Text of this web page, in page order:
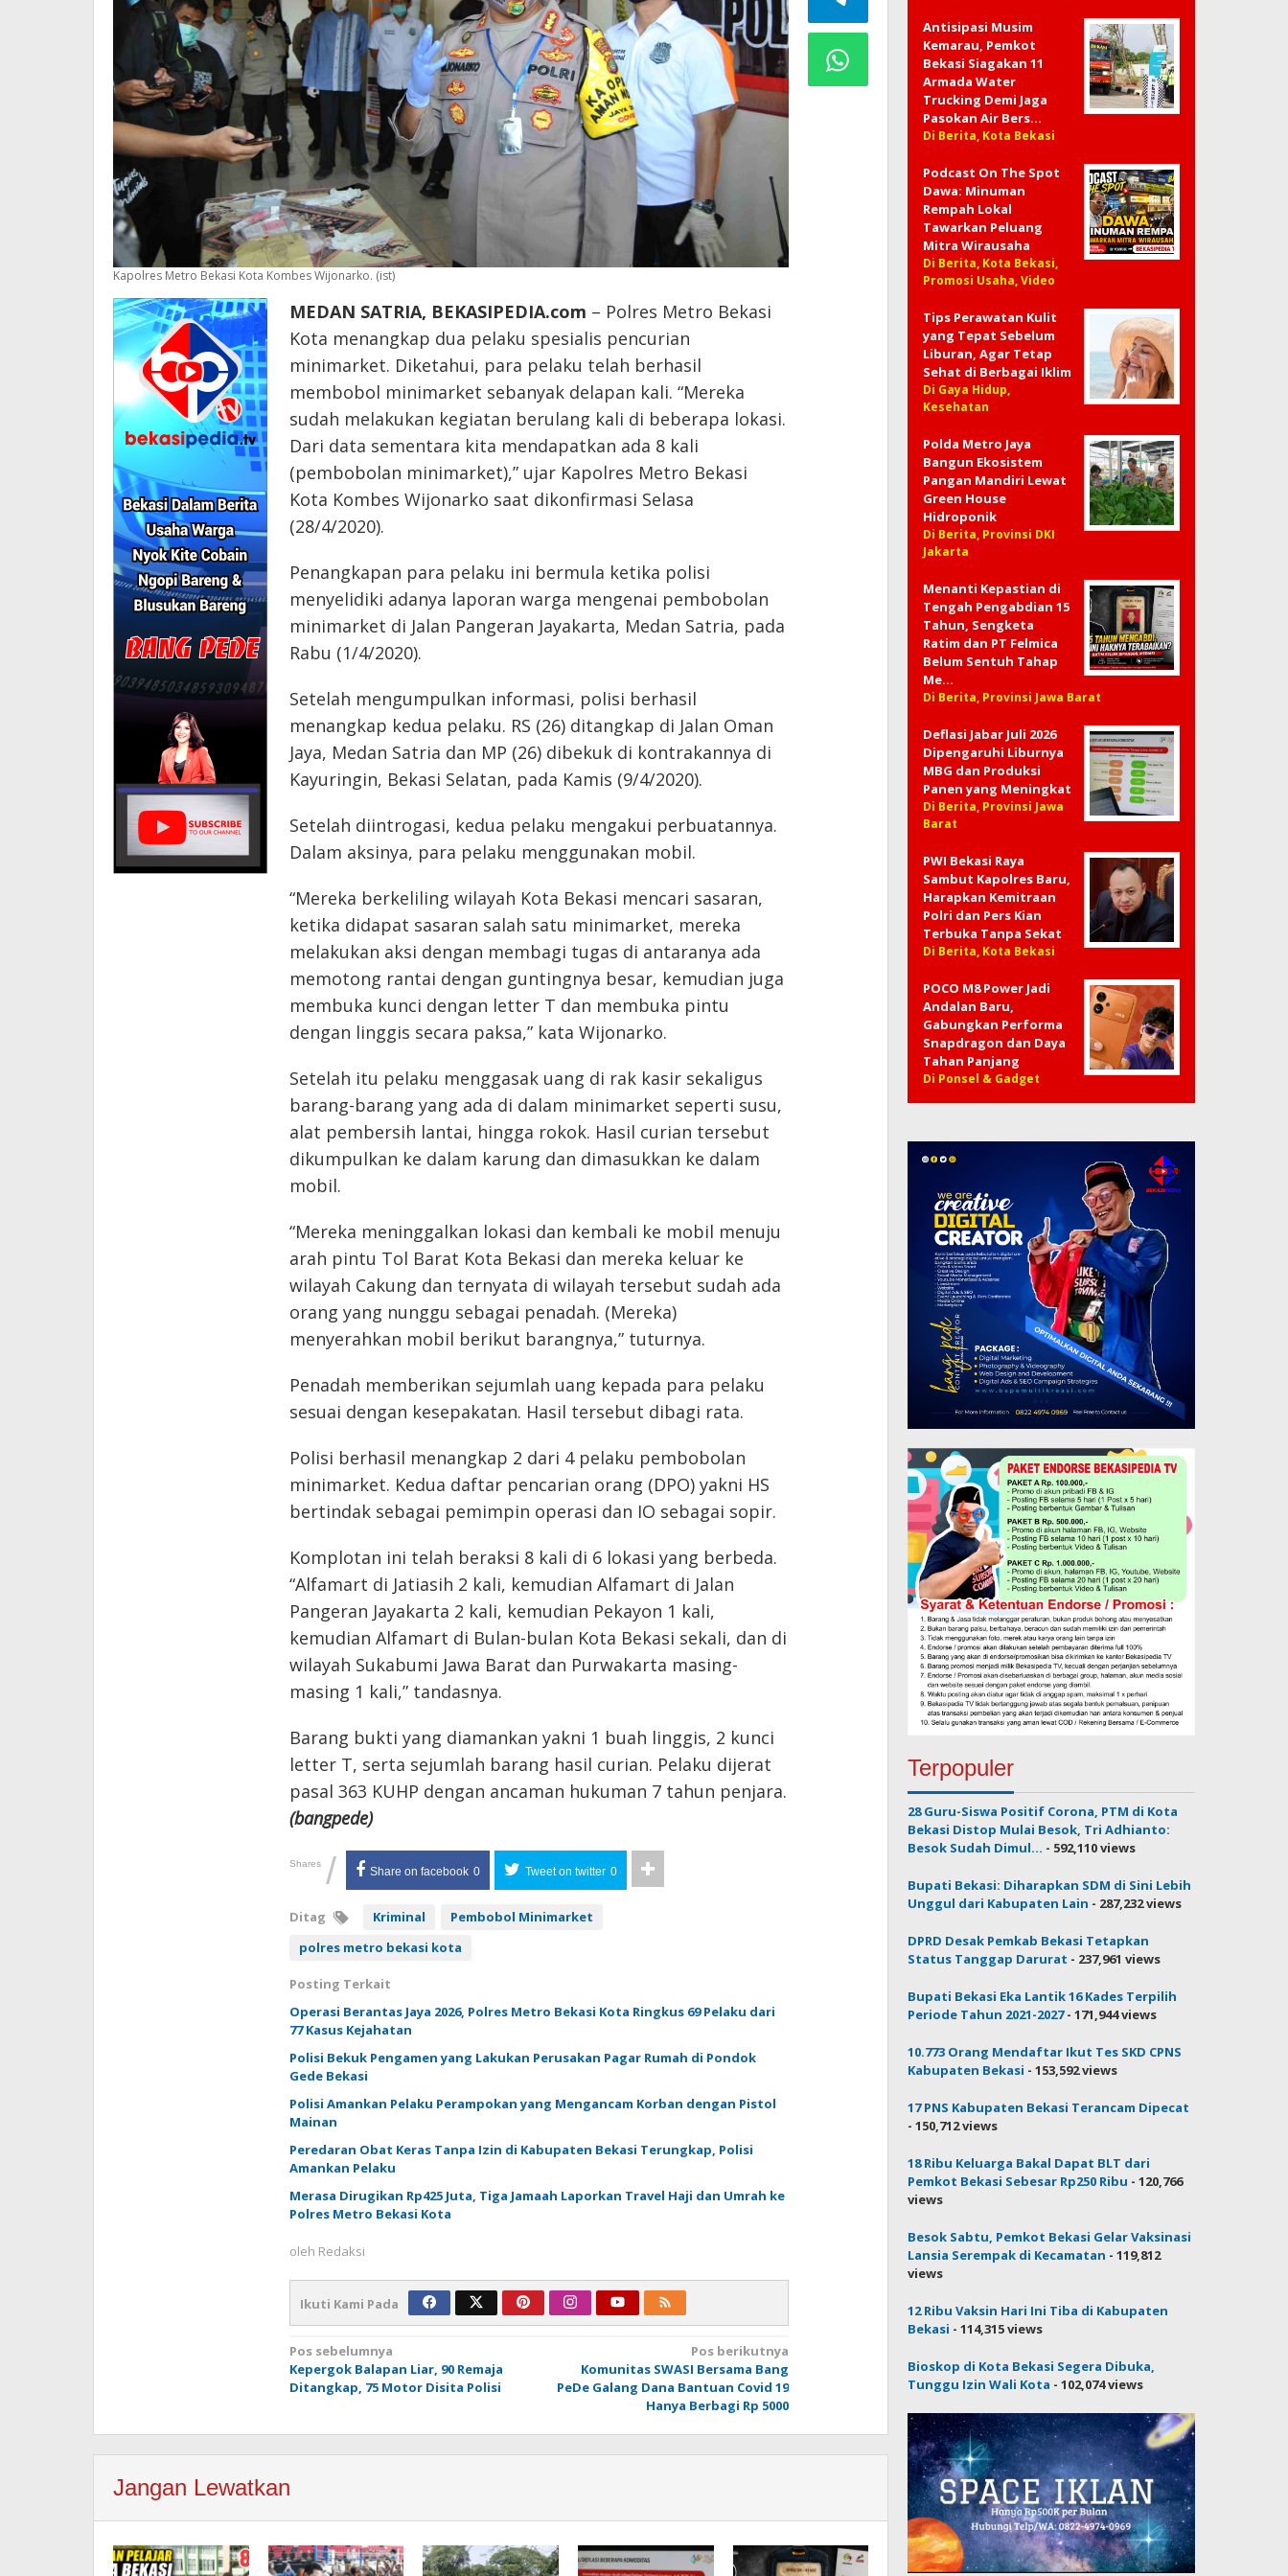
Kapolres Metro Bekasi Kota Kombes Wijonarko. (ist)
MEDAN SATRIA, BEKASIPEDIA.com – Polres Metro Bekasi
Kota menangkap dua pelaku spesialis pencurian
minimarket. Diketahui, para pelaku telah berhasil
membobol minimarket sebanyak delapan kali. “Mereka
sudah melakukan kegiatan berulang kali di beberapa lokasi.
Dari data sementara kita mendapatkan ada 8 kali
(pembobolan minimarket),” ujar Kapolres Metro Bekasi
Kota Kombes Wijonarko saat dikonfirmasi Selasa
(28/4/2020).
Penangkapan para pelaku ini bermula ketika polisi
menyelidiki adanya laporan warga mengenai pembobolan
minimarket di Jalan Pangeran Jayakarta, Medan Satria, pada
Rabu (1/4/2020).
Setelah mengumpulkan informasi, polisi berhasil
menangkap kedua pelaku. RS (26) ditangkap di Jalan Oman
Jaya, Medan Satria dan MP (26) dibekuk di kontrakannya di
Kayuringin, Bekasi Selatan, pada Kamis (9/4/2020).
Setelah diintrogasi, kedua pelaku mengakui perbuatannya.
Dalam aksinya, para pelaku menggunakan mobil.
“Mereka berkeliling wilayah Kota Bekasi mencari sasaran,
ketika didapat sasaran salah satu minimarket, mereka
melakukan aksi dengan membagi tugas di antaranya ada
memotong rantai dengan guntingnya besar, kemudian juga
membuka kunci dengan letter T dan membuka pintu
dengan linggis secara paksa,” kata Wijonarko.
Setelah itu pelaku menggasak uang di rak kasir sekaligus
barang-barang yang ada di dalam minimarket seperti susu,
alat pembersih lantai, hingga rokok. Hasil curian tersebut
dikumpulkan ke dalam karung dan dimasukkan ke dalam
mobil.
“Mereka meninggalkan lokasi dan kembali ke mobil menuju
arah pintu Tol Barat Kota Bekasi dan mereka keluar ke
wilayah Cakung dan ternyata di wilayah tersebut sudah ada
orang yang nunggu sebagai penadah. (Mereka)
menyerahkan mobil berikut barangnya,” tuturnya.
Penadah memberikan sejumlah uang kepada para pelaku
sesuai dengan kesepakatan. Hasil tersebut dibagi rata.
Polisi berhasil menangkap 2 dari 4 pelaku pembobolan
minimarket. Kedua daftar pencarian orang (DPO) yakni HS
bertindak sebagai pemimpin operasi dan IO sebagai sopir.
Komplotan ini telah beraksi 8 kali di 6 lokasi yang berbeda.
“Alfamart di Jatiasih 2 kali, kemudian Alfamart di Jalan
Pangeran Jayakarta 2 kali, kemudian Pekayon 1 kali,
kemudian Alfamart di Bulan-bulan Kota Bekasi sekali, dan di
wilayah Sukabumi Jawa Barat dan Purwakarta masing-
masing 1 kali,” tandasnya.
Barang bukti yang diamankan yakni 1 buah linggis, 2 kunci
letter T, serta sejumlah barang hasil curian. Pelaku dijerat
pasal 363 KUHP dengan ancaman hukuman 7 tahun penjara.
(bangpede)
Shares / Share on facebook 0 Tweet on twitter 0
Ditag Kriminal
Pembobol Minimarket
polres metro bekasi kota
Posting Terkait
Operasi Berantas Jaya 2026, Polres Metro Bekasi Kota Ringkus 69 Pelaku dari
77 Kasus Kejahatan
Polisi Bekuk Pengamen yang Lakukan Perusakan Pagar Rumah di Pondok
Gede Bekasi
Polisi Amankan Pelaku Perampokan yang Mengancam Korban dengan Pistol
Mainan
Peredaran Obat Keras Tanpa Izin di Kabupaten Bekasi Terungkap, Polisi
Amankan Pelaku
Merasa Dirugikan Rp425 Juta, Tiga Jamaah Laporkan Travel Haji dan Umrah ke
Polres Metro Bekasi Kota
oleh Redaksi
Ikuti Kami Pada
Navigasi
pos
Pos sebelumnya
Kepergok Balapan Liar, 90 Remaja
Ditangkap, 75 Motor Disita Polisi
Pos berikutnya
Komunitas SWASI Bersama Bang
PeDe Galang Dana Bantuan Covid 19
Hanya Berbagi Rp 5000
Jangan Lewatkan
Antisipasi Musim
Kemarau, Pemkot
Bekasi Siagakan 11
Armada Water
Trucking Demi Jaga
Pasokan Air Bers…
Di Berita, Kota Bekasi
Podcast On The Spot
Dawa: Minuman
Rempah Lokal
Tawarkan Peluang
Mitra Wirausaha
Di Berita, Kota Bekasi,
Promosi Usaha, Video
Tips Perawatan Kulit
yang Tepat Sebelum
Liburan, Agar Tetap
Sehat di Berbagai Iklim
Di Gaya Hidup,
Kesehatan
Polda Metro Jaya
Bangun Ekosistem
Pangan Mandiri Lewat
Green House
Hidroponik
Di Berita, Provinsi DKI
Jakarta
Menanti Kepastian di
Tengah Pengabdian 15
Tahun, Sengketa
Ratim dan PT Felmica
Belum Sentuh Tahap
Me…
Di Berita, Provinsi Jawa Barat
Deflasi Jabar Juli 2026
Dipengaruhi Liburnya
MBG dan Produksi
Panen yang Meningkat
Di Berita, Provinsi Jawa
Barat
PWI Bekasi Raya
Sambut Kapolres Baru,
Harapkan Kemitraan
Polri dan Pers Kian
Terbuka Tanpa Sekat
Di Berita, Kota Bekasi
POCO M8 Power Jadi
Andalan Baru,
Gabungkan Performa
Snapdragon dan Daya
Tahan Panjang
Di Ponsel & Gadget
Terpopuler
28 Guru-Siswa Positif Corona, PTM di Kota
Bekasi Distop Mulai Besok, Tri Adhianto:
Besok Sudah Dimul... - 592,110 views
Bupati Bekasi: Diharapkan SDM di Sini Lebih
Unggul dari Kabupaten Lain - 287,232 views
DPRD Desak Pemkab Bekasi Tetapkan
Status Tanggap Darurat - 237,961 views
Bupati Bekasi Eka Lantik 16 Kades Terpilih
Periode Tahun 2021-2027- 171,944 views
10.773 Orang Mendaftar Ikut Tes SKD CPNS
Kabupaten Bekasi - 153,592 views
17 PNS Kabupaten Bekasi Terancam Dipecat
- 150,712 views
18 Ribu Keluarga Bakal Dapat BLT dari
Pemkot Bekasi Sebesar Rp250 Ribu - 120,766
views
Besok Sabtu, Pemkot Bekasi Gelar Vaksinasi
Lansia Serempak di Kecamatan - 119,812
views
12 Ribu Vaksin Hari Ini Tiba di Kabupaten
Bekasi - 114,315 views
Bioskop di Kota Bekasi Segera Dibuka,
Tunggu Izin Wali Kota - 102,074 views